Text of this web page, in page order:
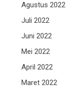
Agustus 2022
Juli 2022
Juni 2022
Mei 2022
April 2022
Maret 2022